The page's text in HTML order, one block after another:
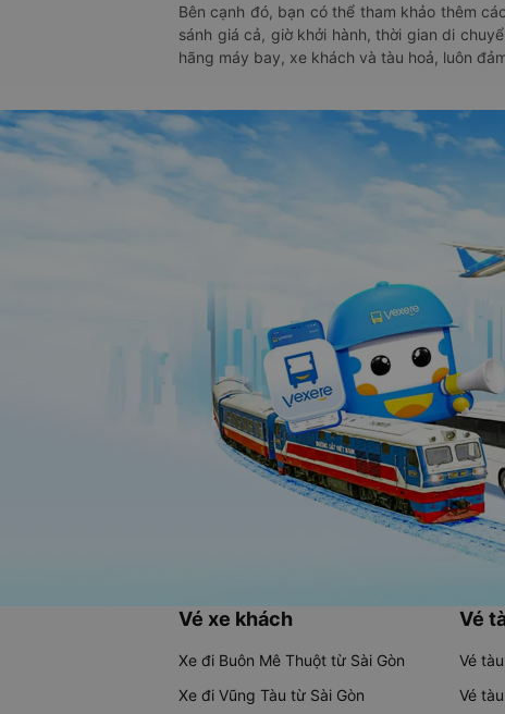
Bên cạnh đó, bạn có thể tham khảo thêm
sánh giá cả, giờ khởi hành, thời gian di
hãng máy bay, xe khách và tàu hoả, luôn
Vé xe khách
Xe đi Buôn Mê Thuột từ Sài Gòn
Xe đi Vũng Tàu từ Sài Gòn
Vé
Vé
Vé